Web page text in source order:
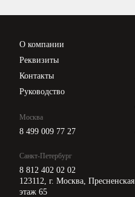
О компании
Реквизиты
Контакты
Руководство
Москва
8 499 009 77 27
Санкт-Петербург
8 812 402 02 02
123112, г. Москва,
этаж 65